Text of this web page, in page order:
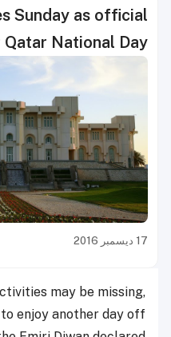
Sunday as official
National Day
17 ديسمبر 2016
may be missing,
enjoy another day off